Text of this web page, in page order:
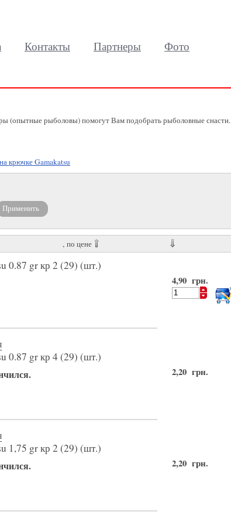
Контакты Партнеры Фото
(опытные рыболовы) помогут Вам подобрать рыболовные снасти.
крючке Gamakatsu
, по цене
0.87 gr кр 2 (29) (шт.)
4,90 грн.
0.87 gr кр 4 (29) (шт.)
2,20 грн.
1,75 gr кр 2 (29) (шт.)
2,20 грн.